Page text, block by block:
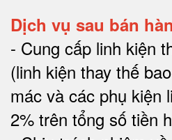
Dịch vụ sau bán
- Cung cấp linh kiện
(linh kiện thay thế
mác và các phụ kiện
2% trên tổng số tiền